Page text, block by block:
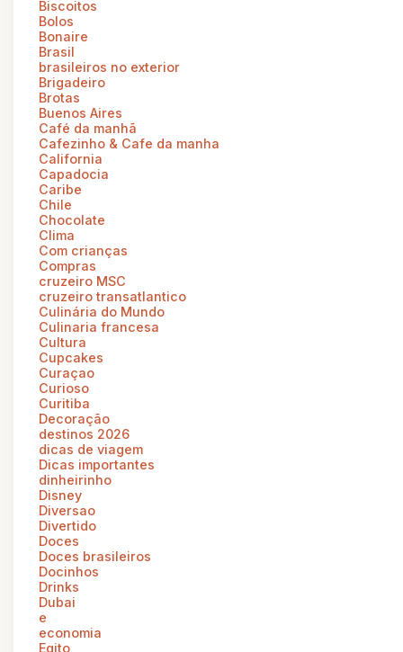
Biscoitos
Bolos
Bonaire
Brasil
brasileiros no exterior
Brigadeiro
Brotas
Buenos Aires
Café da manhã
Cafezinho & Cafe da manha
California
Capadocia
Caribe
Chile
Chocolate
Clima
Com crianças
Compras
cruzeiro MSC
cruzeiro transatlantico
Culinária do Mundo
Culinaria francesa
Cultura
Cupcakes
Curaçao
Curioso
Curitiba
Decoração
destinos 2026
dicas de viagem
Dicas importantes
dinheirinho
Disney
Diversao
Divertido
Doces
Doces brasileiros
Docinhos
Drinks
Dubai
e
economia
Egito